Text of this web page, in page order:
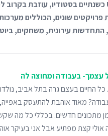
התחדשות עירונית, משחקים,
עצמך- בעבודה ומחוצה לה
מתל אביב. כל החיים בעצם גרה בתל
מאוד אוהבת להתעסק באפייה,
מתכונים חדשים. בכללי כל מה
אולי קצת מפתיע אבל אני בעיקר